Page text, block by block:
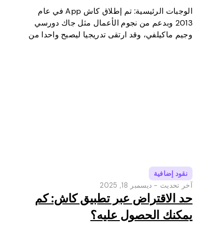
الوجبات الرئيسية: تم إطلاق كاش App في عام
2013 وبدعم من نجوم الأعمال مثل جاك دورسي
وجيم ماكيلفي، وقد ارتقى تدريجيا ليصبح واحدا من
نقود إضافية
آخر تحديث - ديسمبر 18, 2025
حد الاقتراض عبر تطبيق كاش: كم
يمكنك الحصول عليه؟